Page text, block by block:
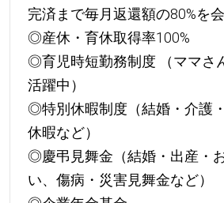
完済まで毎月返還額の80%を会
◎産休・育休取得率100%
◎育児時短勤務制度 （ママさ
活躍中）
◎特別休暇制度（結婚・介護
休暇など）
◎慶弔見舞金（結婚・出産・
い、傷病・災害見舞金など）